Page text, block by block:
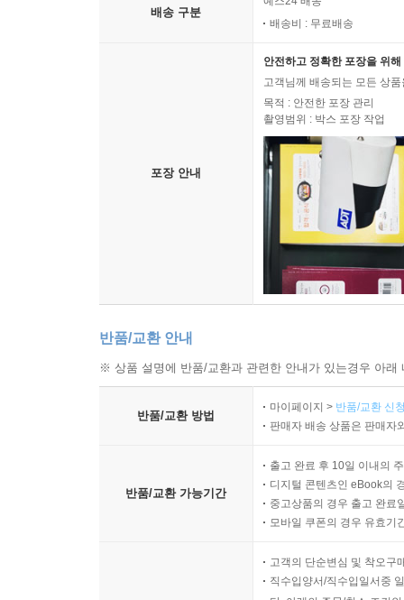
광주 청소년이 민주 시민으로 성장하는 길,
올바른 역사교육에 답이 있다 308
전국 최고 학업중단율의 비극:
‘희망교실’ 부활이 광주교육의 해법이다 314
배송 구분
배송비 : 무료배송
포장 안내
안전하고 정확한 포장을 위
고객님께 배송되는 모든 상
목적 : 안전한 포장 관리
촬영범위 : 박스 포장 작업
반품/교환 안내
※ 상품 설명에 반품/교환과 관련한 안내가 있는경우 아
반품/교환 방법
마이페이지 > 반품/교환 신
판매자 배송 상품은 판매자
반품/교환 가능기간
출고 완료 후 10일 이내의
디지털 콘텐츠인 eBook의
중고상품의 경우 출고 완료
모바일 쿠폰의 경우 유효기
고객의 단순변심 및 착오구
직수입양서/직수입일서중